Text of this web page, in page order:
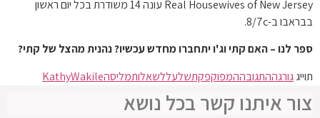
Real Housewives of New Jersey עונה 14 משודרת בכל יום ראשון
בבראבו ב-8/7c.
ספר לנו – האם קתי וג'ו יתחברו מחדש עכשיו? נהנית מהצל של קתי?
תוייגגורגההתגובההמפוקפקתשלעללשאלותמליסה KathyWakile
צור איתנו קשר בכל נושא